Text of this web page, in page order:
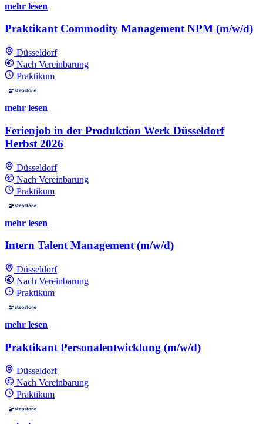
mehr lesen
Praktikant Commodity Management NPM (m/w/d)
Düsseldorf
Nach Vereinbarung
Praktikum
mehr lesen
Ferienjob in der Produktion Werk Düsseldorf
Herbst 2026
Düsseldorf
Nach Vereinbarung
Praktikum
mehr lesen
Intern Talent Management (m/w/d)
Düsseldorf
Nach Vereinbarung
Praktikum
mehr lesen
Praktikant Personalentwicklung (m/w/d)
Düsseldorf
Nach Vereinbarung
Praktikum